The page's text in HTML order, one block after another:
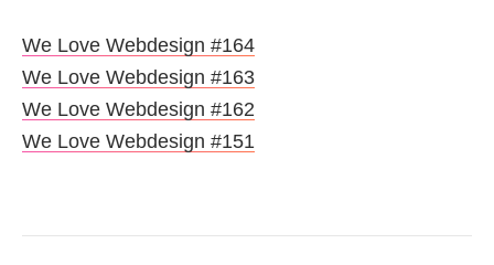
We Love Webdesign #164
We Love Webdesign #163
We Love Webdesign #162
We Love Webdesign #151